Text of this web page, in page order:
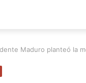
Maduro planteó la